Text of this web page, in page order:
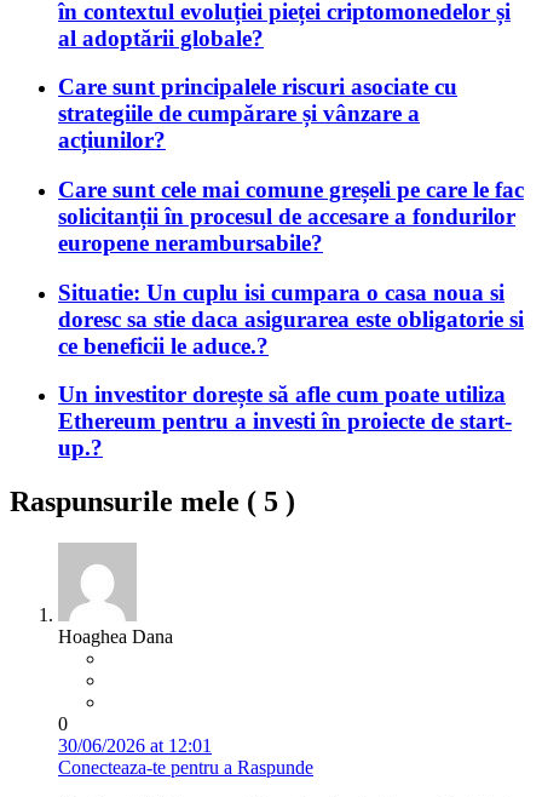
în contextul evoluției pieței criptomonedelor și
al adoptării globale?
Care sunt principalele riscuri asociate cu
strategiile de cumpărare și vânzare a
acțiunilor?
Care sunt cele mai comune greșeli pe care le fac
solicitanții în procesul de accesare a fondurilor
europene nerambursabile?
Situatie: Un cuplu isi cumpara o casa noua si
doresc sa stie daca asigurarea este obligatorie si
ce beneficii le aduce.?
Un investitor dorește să afle cum poate utiliza
Ethereum pentru a investi în proiecte de start-
up.?
Raspunsurile mele ( 5 )
Hoaghea Dana
0
30/06/2026 at 12:01
Conecteaza-te pentru a Raspunde